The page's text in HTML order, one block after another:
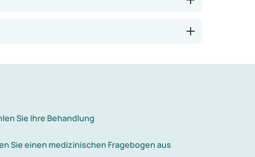
Sie Ihre Behandlung
Sie einen medizinischen Fragebogen aus